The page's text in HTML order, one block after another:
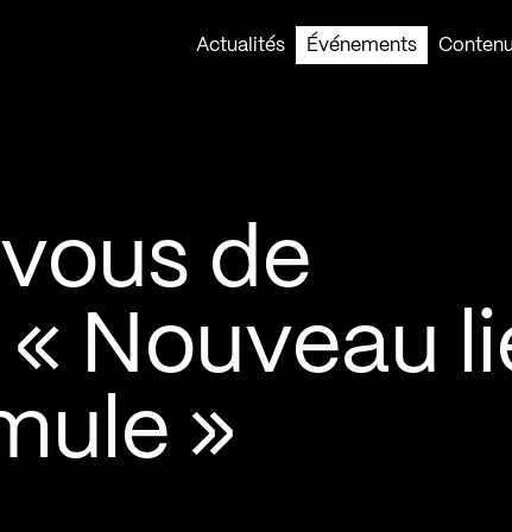
Actualités
Événements
de
Nouveau
»